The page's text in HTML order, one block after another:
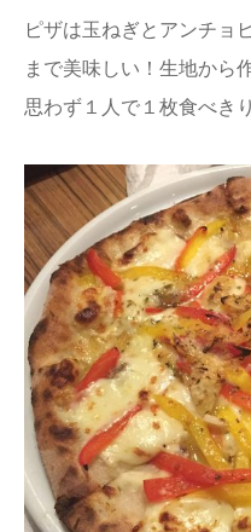
ピザは玉ねぎとアンチョ
まで美味しい！生地から
思わず１人で１枚食べき